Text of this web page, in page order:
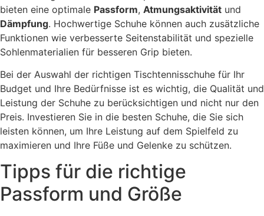
bieten eine optimale Passform, Atmungsaktivität und
Dämpfung. Hochwertige Schuhe können auch zusätzliche
Funktionen wie verbesserte Seitenstabilität und spezielle
Sohlenmaterialien für besseren Grip bieten.
Bei der Auswahl der richtigen Tischtennisschuhe für Ihr
Budget und Ihre Bedürfnisse ist es wichtig, die Qualität und
Leistung der Schuhe zu berücksichtigen und nicht nur den
Preis. Investieren Sie in die besten Schuhe, die Sie sich
leisten können, um Ihre Leistung auf dem Spielfeld zu
maximieren und Ihre Füße und Gelenke zu schützen.
Tipps für die richtige
Passform und Größe